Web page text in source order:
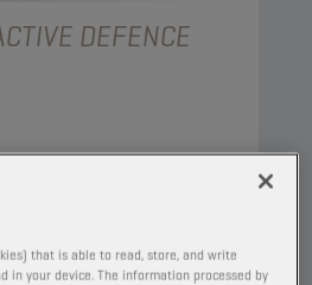
DEFENCE
realizzato con oli
that is able to read, store, and write
in your device. The information processed by